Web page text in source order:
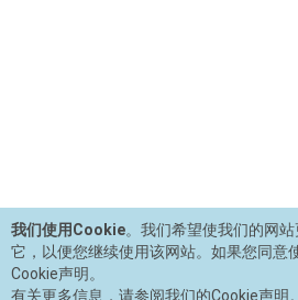
我们使用Cookie。我们希望使我们的网
它，以便您继续使用该网站。如果您同意
Cookie声明。
有关更多信息，请参阅我们的Cookie声明。